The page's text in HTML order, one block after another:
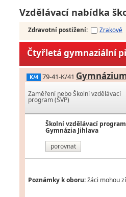
Vzdělávací nabídka
Zdravotní postižení: Zrakové
Čtyřletá gymnaziální
K/4 79-41-K/41
Zaměření nebo Školní vzdělávací
program (ŠVP)
Školní vzdělávací program
Gymnázia Jihlava
porovnat
Poznámky k oboru:žáci mohou